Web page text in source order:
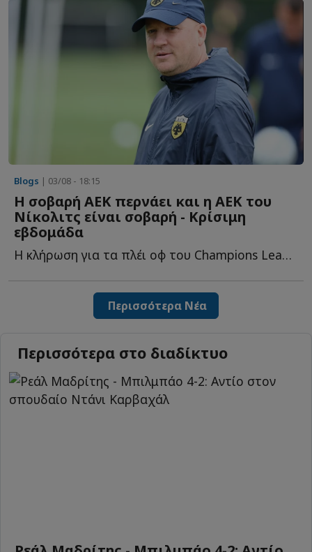
Blogs | 03/08 - 18:15
Η σοβαρή ΑΕΚ περνάει και η ΑΕΚ του
Νίκολιτς είναι σοβαρή - Κρίσιμη
εβδομάδα
Η κλήρωση για τα πλέι οφ του Champions League, ο Βιτάλις, ο Κόστιτς κ...
Περισσότερα Νέα
Περισσότερα στο διαδίκτυο